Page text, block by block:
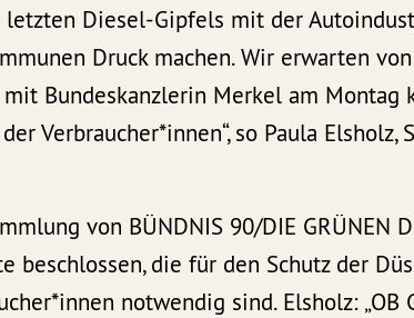
letzten Diesel-Gipfels mit der
Druck machen. Wir erwarten
Bundeskanzlerin Merkel am Montag
Verbraucher*innen“, so Paula Elsholz,
von BÜNDNIS 90/DIE GRÜNEN
beschlossen, die für den Schutz der
notwendig sind. Elsholz: „OB